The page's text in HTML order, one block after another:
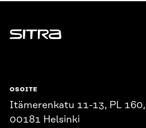
Sitra
OSOITE
Itämerenkatu 11-13, PL 160,
00181 Helsinki